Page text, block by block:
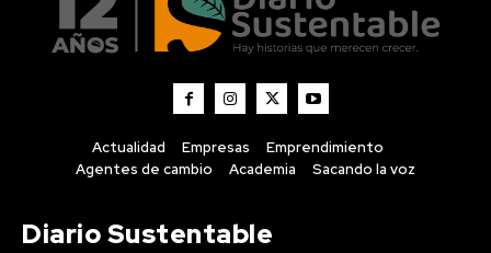
Actualidad Empresas
Emprendimiento
Agentes de cambio
Academia Sacando la voz
Diario Sustentable